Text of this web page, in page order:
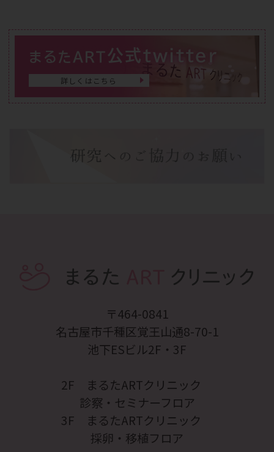
まるたART 公式twitter
詳しくはこちら
〒464-0841
名古屋市千種区覚王山通8-70-1
池下ESビル2F・3F
2F まるたARTクリニック
診察・セミナーフロア
3F まるたARTクリニック
採卵・移植フロア